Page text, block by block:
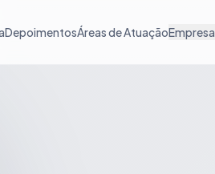
DepoimentosÁreas de AtuaçãoEmpresa